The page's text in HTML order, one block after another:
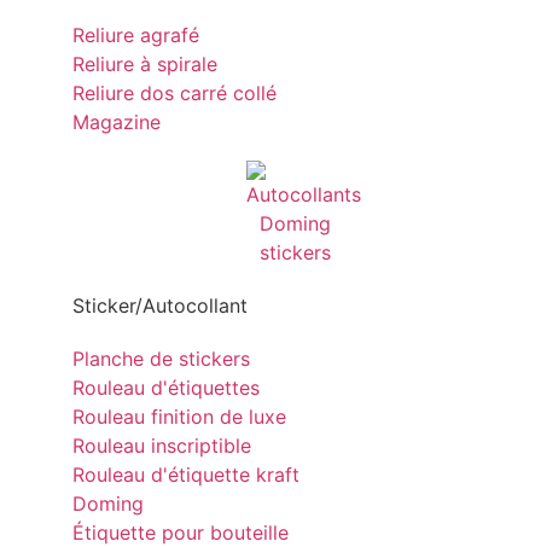
Reliure agrafé
Reliure à spirale
Reliure dos carré collé
Magazine
Sticker/Autocollant
Planche de stickers
Rouleau d'étiquettes
Rouleau finition de luxe
Rouleau inscriptible
Rouleau d'étiquette kraft
Doming
Étiquette pour bouteille